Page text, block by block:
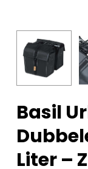
Basil
Liter –